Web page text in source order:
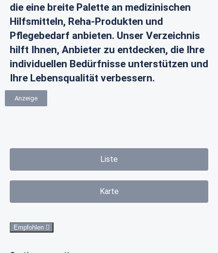
die eine breite Palette an medizinischen
Hilfsmitteln, Reha-Produkten und
Pflegebedarf anbieten. Unser Verzeichnis
hilft Ihnen, Anbieter zu entdecken, die Ihre
individuellen Bedürfnisse unterstützen und
Ihre Lebensqualität verbessern.
Anzeige
Liste
Karte
Empfohlen